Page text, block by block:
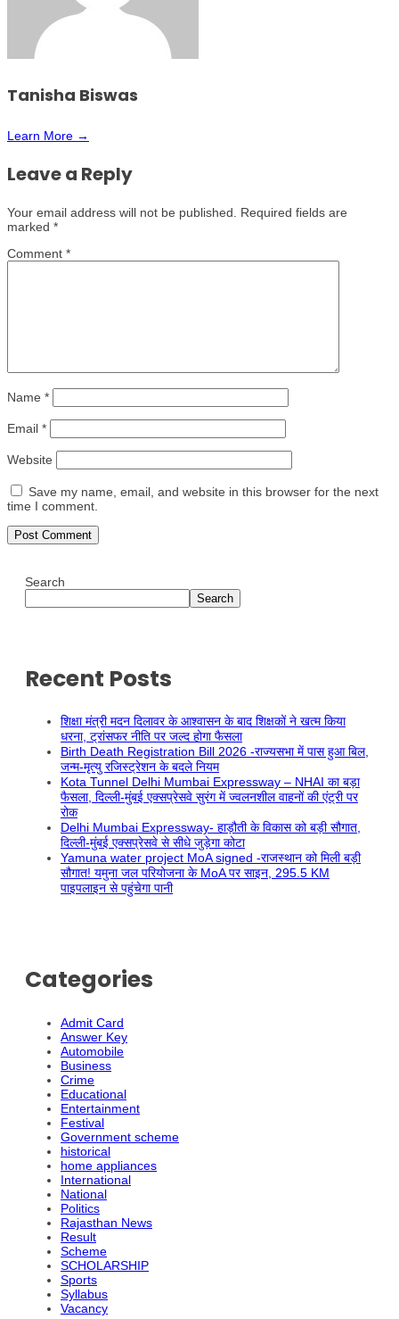
Tanisha Biswas
Learn More →
Leave a Reply
Your email address will not be published.
Required fields are
marked *
Comment *
Name *
Email *
Website
Save my name, email, and website in this browser for the next
time I comment.
Search
Search
Recent Posts
शिक्षा मंत्री मदन दिलावर के आश्वासन के बाद शिक्षकों ने खत्म किया
धरना, ट्रांसफर नीति पर जल्द होगा फैसला
Birth Death Registration Bill 2026 -राज्यसभा में पास हुआ बिल,
जन्म-मृत्यु रजिस्ट्रेशन के बदले नियम
Kota Tunnel Delhi Mumbai Expressway – NHAI का बड़ा
फैसला, दिल्ली-मुंबई एक्सप्रेसवे सुरंग में ज्वलनशील वाहनों की एंट्री पर
रोक
Delhi Mumbai Expressway- हाड़ौती के विकास को बड़ी सौगात,
दिल्ली-मुंबई एक्सप्रेसवे से सीधे जुड़ेगा कोटा
Yamuna water project MoA signed -राजस्थान को मिली बड़ी
सौगात! यमुना जल परियोजना के MoA पर साइन, 295.5 KM
पाइपलाइन से पहुंचेगा पानी
Categories
Admit Card
Answer Key
Automobile
Business
Crime
Educational
Entertainment
Festival
Government scheme
historical
home appliances
International
National
Politics
Rajasthan News
Result
Scheme
SCHOLARSHIP
Sports
Syllabus
Vacancy